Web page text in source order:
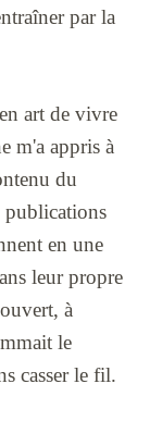
par la
art de vivre
m'a appris à
du
publications
en une
leur propre
à
le
casser le fil.